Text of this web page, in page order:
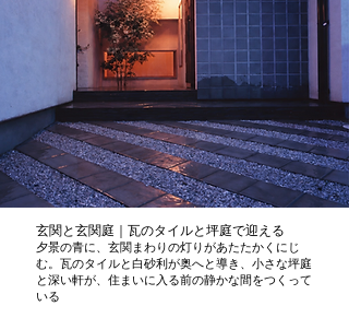
玄関と玄関庭｜瓦のタイルと坪庭で迎える
夕景の青に、玄関まわりの灯りがあたたかくにじ
む。瓦のタイルと白砂利が奥へと導き、小さな坪庭
と深い軒が、住まいに入る前の静かな間をつくって
いる